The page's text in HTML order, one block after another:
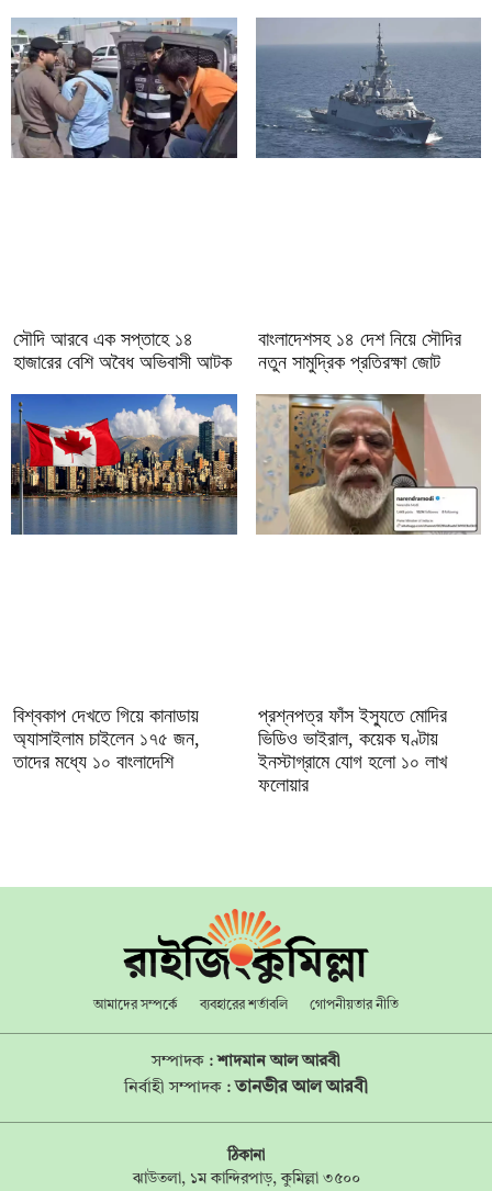
সৌদি আরবে এক সপ্তাহে ১৪
হাজারের বেশি অবৈধ অভিবাসী আটক
বাংলাদেশসহ ১৪ দেশ নিয়ে সৌদির
নতুন সামুদ্রিক প্রতিরক্ষা জোট
বিশ্বকাপ দেখতে গিয়ে কানাডায়
অ্যাসাইলাম চাইলেন ১৭৫ জন,
তাদের মধ্যে ১০ বাংলাদেশি
প্রশ্নপত্র ফাঁস ইস্যুতে মোদির
ভিডিও ভাইরাল, কয়েক ঘণ্টায়
ইনস্টাগ্রামে যোগ হলো ১০ লাখ
ফলোয়ার
আমাদের সম্পর্কে ব্যবহারের শর্তাবলি গোপনীয়তার নীতি
সম্পাদক :শাদমান আল আরবী
নির্বাহী সম্পাদক : তানভীর আল আরবী
ঠিকানা
ঝাউতলা, ১ম কান্দিরপাড়, কুমিল্লা ৩৫০০